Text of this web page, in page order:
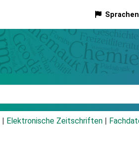
Sprachen
Elektronische Zeitschriften